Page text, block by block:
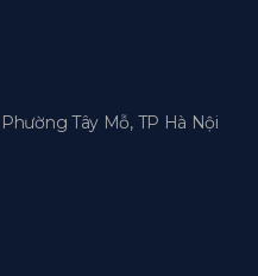
Tây Mỗ, TP Hà Nội